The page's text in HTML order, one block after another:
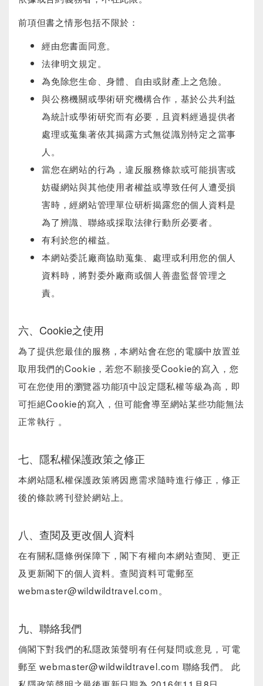
前項但書之情形包括不限於：
經由您書面同意。
法律明文規定。
為免除您生命、身體、自由或財產上之危險。
與公務機關或學術研究機構合作，基於公共利益
為統計或學術研究而有必要，且資料經過提供者
處理或蒐集著依其揭露方式無從識別特定之當事
人。
當您在網站的行為，違反服務條款或可能損害或
妨礙網站與其他使用者權益或導致任何人遭受損
害時，經網站管理單位研析揭露您的個人資料是
為了辨識、聯絡或採取法律行動所必要者。
有利於您的權益。
本網站委託廠商協助蒐集、處理或利用您的個人
資料時，將對委外廠商或個人善盡監督管理之
責。
六、Cookie之使用
為了提供您最佳的服務，本網站會在您的電腦中放置並
取用我們的Cookie，若您不願接受Cookie的寫入，您
可在您使用的瀏覽器功能項中設定隱私權等級為高，即
可拒絕Cookie的寫入，但可能會導至網站某些功能無法
正常執行 。
七、隱私權保護政策之修正
本網站隱私權保護政策將因應需求隨時進行修正，修正
後的條款將刊登於網站上。
八、查閱及更改個人資料
在有關私隱條例保障下，閣下有權向本網站查閱、更正
及更新閣下的個人資料。查閱資料可電郵至
webmaster@wildwildtravel.com。
九、聯絡我們
倘閣下對我們的私隱政策聲明有任何疑問或意見，可電
郵至 webmaster@wildwildtravel.com 聯絡我們。 此